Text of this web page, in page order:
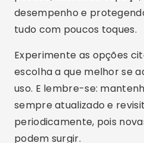
Lucas
Comunicação Digital e
sua paixão por
mundo